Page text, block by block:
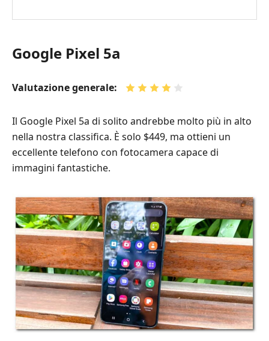
Google Pixel 5a
Valutazione generale:
Il Google Pixel 5a di solito andrebbe molto più in alto
nella nostra classifica. È solo $449, ma ottieni un
eccellente telefono con fotocamera capace di
immagini fantastiche.